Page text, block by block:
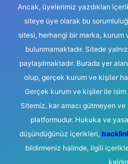
Ancak, üyelerimiz yazdıkları
siteye üye olarak bu
sitesi, herhangi bir marka, kurum
bulunmamaktadır. Sitede
paylaşılmaktadır. Burada yer
olup, gerçek kurum ve kişiler
Gerçek kurum ve kişiler ile
Sitemiz, kar amacı gütmeyen
platformudur. Hukuka ve
düşündüğünüz içerikleri,
bildirmeniz halinde, ilgili